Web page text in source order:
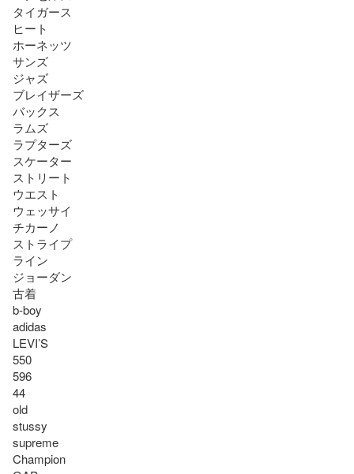
タイガース
ヒート
ホーネッツ
サンズ
ジャズ
ブレイザーズ
バックス
ラムズ
ラプターズ
スケーター
ストリート
ウエスト
ウェッサイ
チカーノ
ストライプ
ライン
ジョーダン
古着
b-boy
adidas
LEVI’S
550
596
44
old
stussy
supreme
Champion